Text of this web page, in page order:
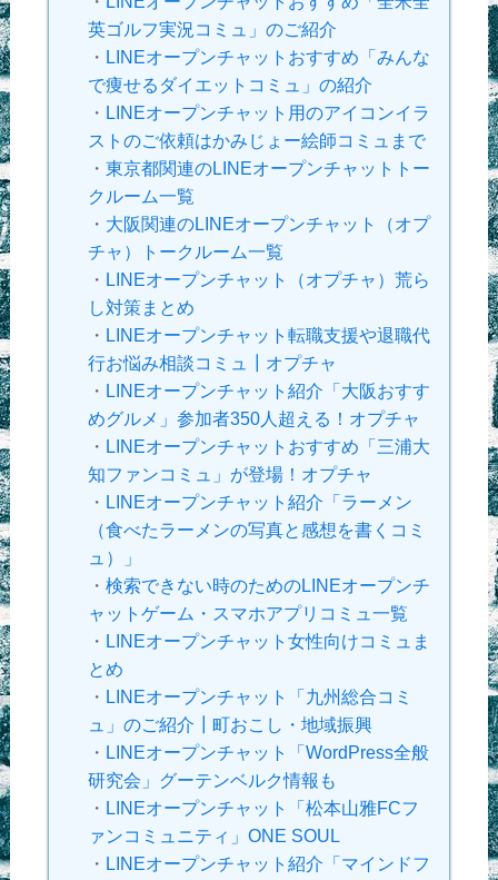
英ゴルフ実況コミュ」のご紹介
・ LINEオープンチャットおすすめ「みんな
で痩せるダイエットコミュ」の紹介
・ LINEオープンチャット用のアイコンイラ
ストのご依頼はかみじょー絵師コミュまで
・ 東京都関連のLINEオープンチャットトー
クルーム一覧
・ 大阪関連のLINEオープンチャット（オプ
チャ）トークルーム一覧
・ LINEオープンチャット（オプチャ）荒ら
し対策まとめ
・ LINEオープンチャット転職支援や退職代
行お悩み相談コミュ┃オプチャ
・ LINEオープンチャット紹介「大阪おすす
めグルメ」参加者350人超える！オプチャ
・ LINEオープンチャットおすすめ「三浦大
知ファンコミュ」が登場！オプチャ
・ LINEオープンチャット紹介「ラーメン
（食べたラーメンの写真と感想を書くコミ
ュ）」
・ 検索できない時のためのLINEオープンチ
ャットゲーム・スマホアプリコミュ一覧
・ LINEオープンチャット女性向けコミュま
とめ
・ LINEオープンチャット「九州総合コミ
ュ」のご紹介┃町おこし・地域振興
・ LINEオープンチャット「WordPress全般
研究会」グーテンベルク情報も
・ LINEオープンチャット「松本山雅FCフ
ァンコミュニティ」ONE SOUL
・ LINEオープンチャット紹介「マインドフ